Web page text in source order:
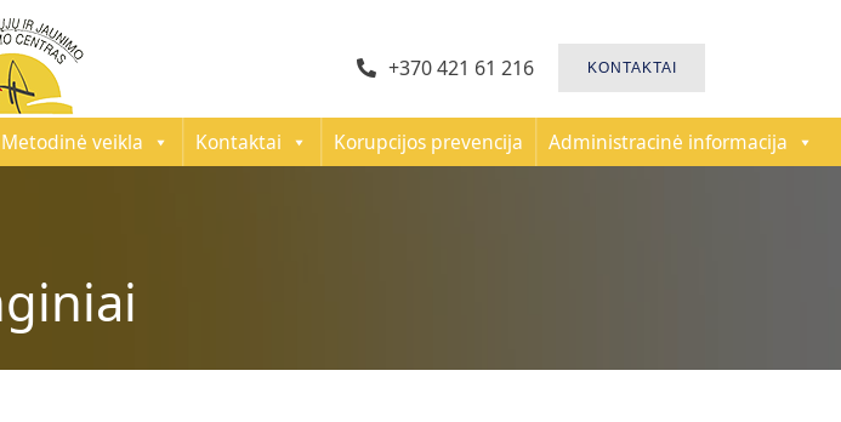
+370 421 61 216 KONTAKTAI
Metodinė veikla Kontaktai Korupcijos prevencija Administracinė informacija